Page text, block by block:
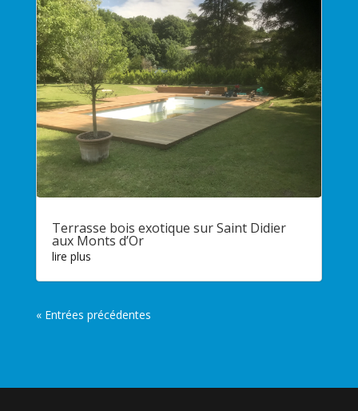
Terrasse bois exotique sur Saint Didier
aux Monts d’Or
lire plus
« Entrées précédentes